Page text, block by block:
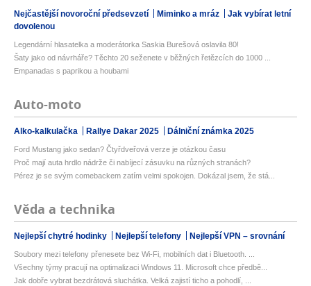
Nejčastější novoroční předsevzetí Miminko a mráz
Jak vybírat letní
dovolenou
Legendární hlasatelka a moderátorka Saskia Burešová oslavila 80!
Šaty jako od návrháře? Těchto 20 seženete v běžných řetězcích do 1000 ...
Empanadas s paprikou a houbami
Auto-moto
Alko-kalkulačka Rallye Dakar 2025 Dálniční známka 2025
Ford Mustang jako sedan? Čtyřdveřová verze je otázkou času
Proč mají auta hrdlo nádrže či nabíjecí zásuvku na různých stranách?
Pérez je se svým comebackem zatím velmi spokojen. Dokázal jsem, že stá...
Věda a technika
Nejlepší chytré hodinky Nejlepší telefony Nejlepší VPN – srovnání
Soubory mezi telefony přenesete bez Wi-Fi, mobilních dat i Bluetooth. ...
Všechny týmy pracují na optimalizaci Windows 11. Microsoft chce předbě...
Jak dobře vybrat bezdrátová sluchátka. Velká zajistí ticho a pohodlí, ...